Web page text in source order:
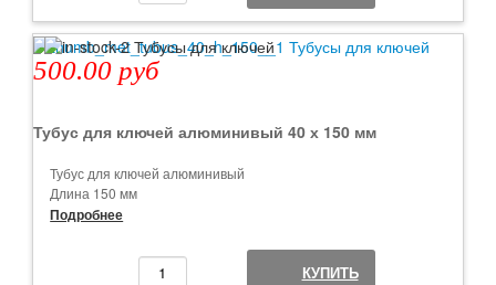
500.00 руб
Тубус для ключей алюминивый 40 х 150 мм
Тубус для ключей алюминивый
Длина 150 мм
Диаметр 40 мм
Есть отверстия для пломбы
Минимальный заказ от 1 шт
Подробнее
КУПИТЬ